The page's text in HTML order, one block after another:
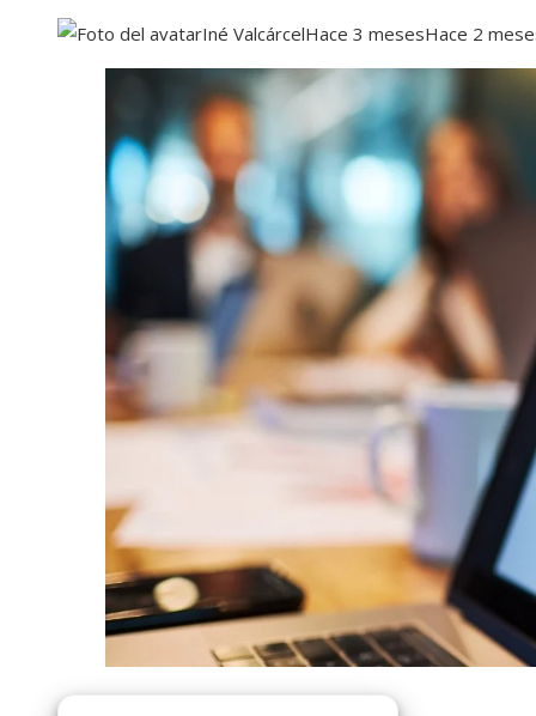
Iné ValcárcelHace 3 mesesHace 2